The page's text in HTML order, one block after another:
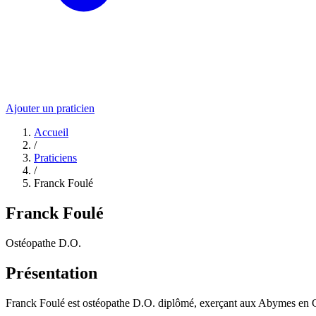
Ajouter un praticien
Accueil
/
Praticiens
/
Franck Foulé
Franck Foulé
Ostéopathe D.O.
Présentation
Franck Foulé est ostéopathe D.O. diplômé, exerçant aux Abymes en